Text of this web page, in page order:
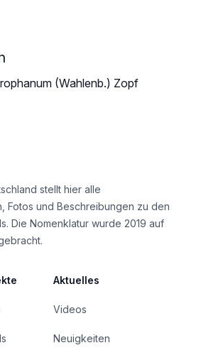
(Wahlenb.) Zopf
stellt hier alle
Fotos und Beschreibungen zu den
Die Nomenklatur wurde 2019 auf
Aktuelles
Videos
Neuigkeiten